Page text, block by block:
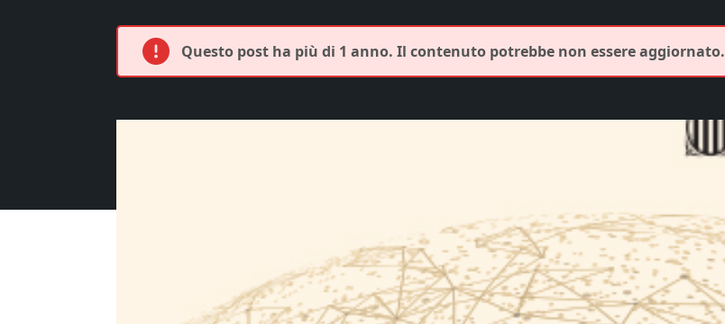
Questo post ha più di 1 anno. Il contenuto potrebbe non essere aggiornato.